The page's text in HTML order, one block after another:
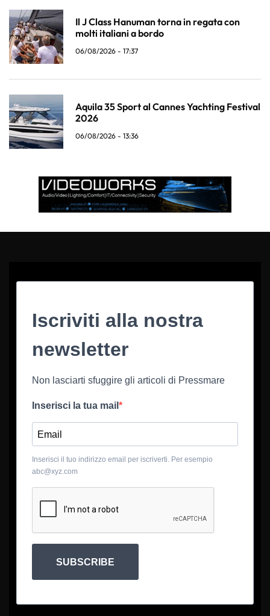
Il J Class Hanuman torna in regata con
molti italiani a bordo
06/08/2026 - 17:37
Aquila 35 Sport al Cannes Yachting Festival
2026
06/08/2026 - 13:36
Iscriviti alla nostra
newsletter
Non lasciarti sfuggire gli articoli di Pressmare
Inserisci la tua mail
Inserisci il tuo indirizzo email per iscriverti. Per esempio
abc@xyz.com
SUBSCRIBE